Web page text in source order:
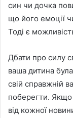
син чи дочка
що його емоції
Тоді є
Дбати про силу
ваша дитина
свій справжній
поберегти. Якщо
від кожної